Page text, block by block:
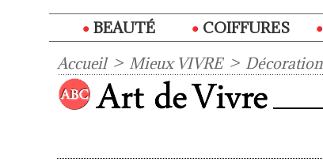
BEAUTÉ COIFFURES
Accueil > Mieux VIVRE > Décoration